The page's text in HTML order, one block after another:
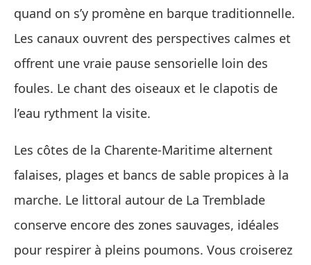
quand on s’y promène en barque traditionnelle.
Les canaux ouvrent des perspectives calmes et
offrent une vraie pause sensorielle loin des
foules. Le chant des oiseaux et le clapotis de
l’eau rythment la visite.
Les côtes de la Charente-Maritime alternent
falaises, plages et bancs de sable propices à la
marche. Le littoral autour de La Tremblade
conserve encore des zones sauvages, idéales
pour respirer à pleins poumons. Vous croiserez